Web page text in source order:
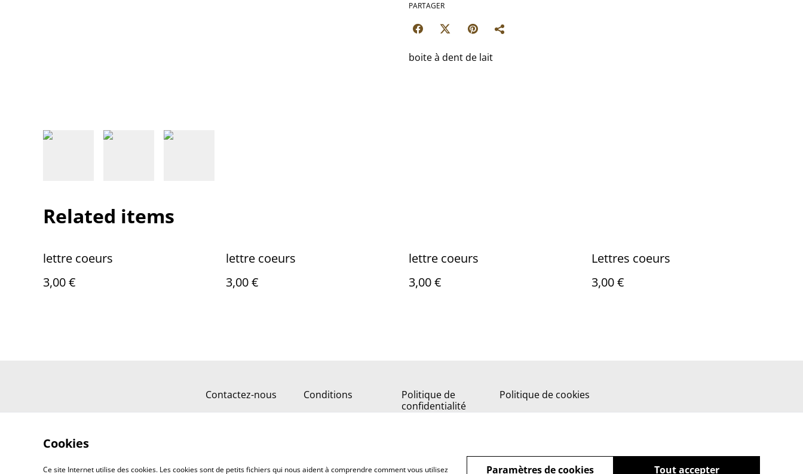
PARTAGER
boite à dent de lait
Related items
lettre coeurs
3,00 €
lettre coeurs
3,00 €
lettre coeurs
3,00 €
Lettres coeurs
3,00 €
Contactez-nous Conditions
Politique de
confidentialité
Politique de cookies
Cookies
Ce site Internet utilise des cookies. Les cookies sont de petits fichiers qui nous aident à comprendre comment vous utilisez Tout accepter
Paramètres de cookies